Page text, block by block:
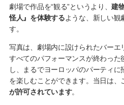
劇場で作品を“観る”というより、建
怪人』を体験するような、新しい観
す。
写真は、劇場内に設けられたバー
すべてのパフォーマンスが終わった
し、まるでヨーロッパのパーティ
を楽しむことができます。当日は、
が許可されています。